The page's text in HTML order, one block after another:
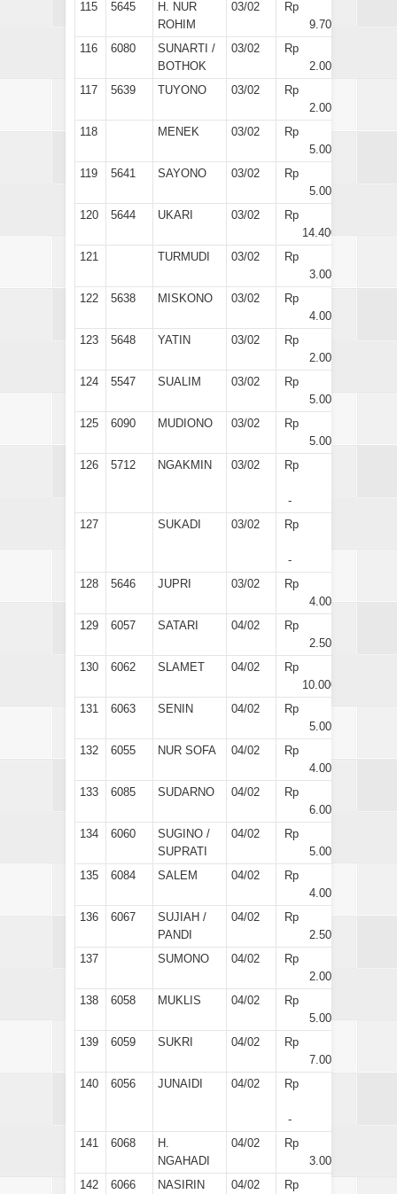
115 5645
H. NUR
ROHIM
03/02
Rp
9.700
116
6080
SUNARTI /
BOTHOK
03/02
Rp
2.000
117
5639 TUYONO 03/02
Rp
2.000
118
MENEK 03/02
Rp
5.000
119
5641 SAYONO 03/02
Rp
5.000
120
5644 UKARI 03/02
Rp
14.400
121
TURMUDI 03/02
Rp
3.000
122
5638 MISKONO 03/02
Rp
4.000
123
5648 YATIN 03/02
Rp
2.000
124
5547 SUALIM 03/02
Rp
5.000
125
6090 MUDIONO 03/02
Rp
5.000
126
5712 NGAKMIN 03/02 Rp
-
127
SUKADI 03/02 Rp
-
128
5646 JUPRI 03/02
Rp
4.000
129
6057 SATARI 04/02
Rp
2.500
130
6062 SLAMET 04/02
Rp
10.000
131
6063 SENIN 04/02
Rp
5.000
132
6055 NUR SOFA 04/02
Rp
4.000
133
6085 SUDARNO 04/02
Rp
6.000
134
6060
SUGINO /
SUPRATI
04/02
Rp
5.000
135
6084 SALEM 04/02
Rp
4.000
136
6067
SUJIAH /
PANDI
04/02
Rp
2.500
137
SUMONO 04/02
Rp
2.000
138
6058 MUKLIS 04/02
Rp
5.000
139
6059 SUKRI 04/02
Rp
7.000
140
6056 JUNAIDI 04/02 Rp
-
141
6068
H.
NGAHADI
04/02
Rp
3.000
142
6066 NASIRIN 04/02
Rp